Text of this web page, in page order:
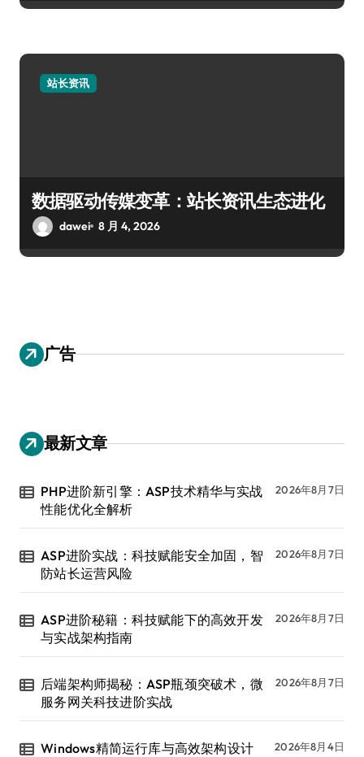
站长资讯
数据驱动传媒变革：站长资讯生态进化
dawei 8 月 4, 2026
广告
最新文章
PHP进阶新引擎：ASP技术精华与实战
性能优化全解析
2026年8月7日
ASP进阶实战：科技赋能安全加固，智
防站长运营风险
2026年8月7日
ASP进阶秘籍：科技赋能下的高效开发
与实战架构指南
2026年8月7日
后端架构师揭秘：ASP瓶颈突破术，微
服务网关科技进阶实战
2026年8月7日
Windows精简运行库与高效架构设计 2026年8月4日